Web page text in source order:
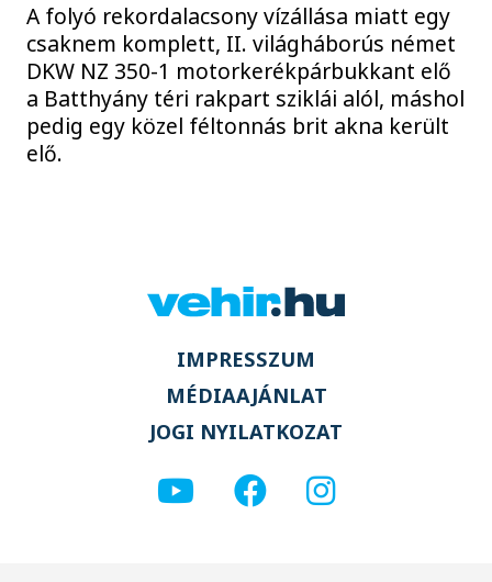
A folyó rekordalacsony vízállása miatt egy
csaknem komplett, II. világháborús német
DKW NZ 350-1 motorkerékpárbukkant elő
a Batthyány téri rakpart sziklái alól, máshol
pedig egy közel féltonnás brit akna került
elő.
IMPRESSZUM
MÉDIAAJÁNLAT
JOGI NYILATKOZAT